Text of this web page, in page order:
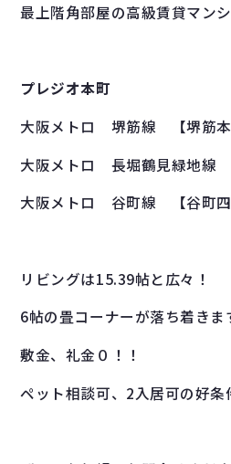
最上階角部屋の高級賃貸マン
プレジオ本町
大阪メトロ 堺筋線 【堺筋
大阪メトロ 長堀鶴見緑地
大阪メトロ 谷町線 【谷町
リビングは15.39帖と広々！
6帖の畳コーナーが落ち着きま
敷金、礼金０！！
ペット相談可、2入居可の好